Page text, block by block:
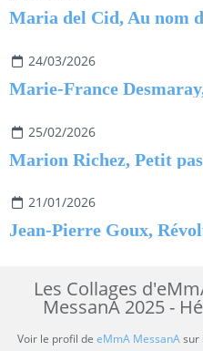
Maria del Cid, Au nom
24/03/2026
Marie-France
25/02/2026
Marion Richez, Petit pas
21/01/2026
Les Collages
MessanA 2025 -
Voir le profil de eMmA MessanAsur